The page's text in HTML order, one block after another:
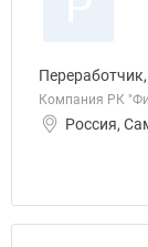
Компания РК
Россия,